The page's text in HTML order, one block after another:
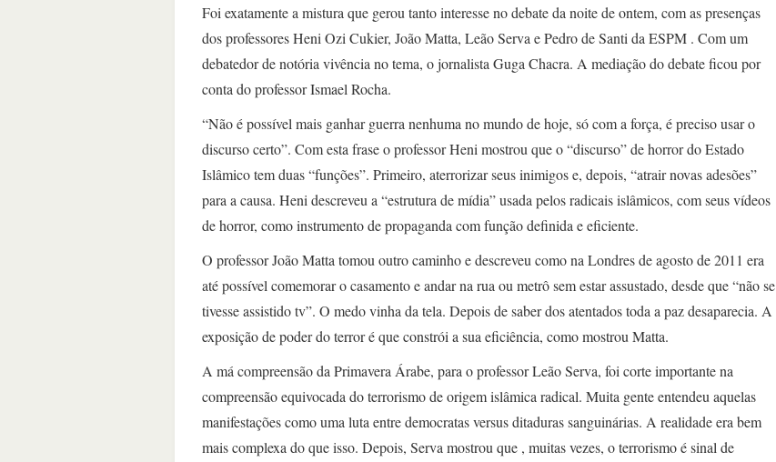
Foi exatamente a mistura que gerou tanto interesse no debate da noite de ontem, com as presenças
dos professores Heni Ozi Cukier, João Matta, Leão Serva e Pedro de Santi da ESPM . Com um
debatedor de notória vivência no tema, o jornalista Guga Chacra. A mediação do debate ficou por
conta do professor Ismael Rocha.
“Não é possível mais ganhar guerra nenhuma no mundo de hoje, só com a força, é preciso usar o
discurso certo”. Com esta frase o professor Heni mostrou que o “discurso” de horror do Estado
Islâmico tem duas “funções”. Primeiro, aterrorizar seus inimigos e, depois, “atrair novas adesões”
para a causa. Heni descreveu a “estrutura de mídia” usada pelos radicais islâmicos, com seus vídeos
de horror, como instrumento de propaganda com função definida e eficiente.
O professor João Matta tomou outro caminho e descreveu como na Londres de agosto de 2011 era
até possível comemorar o casamento e andar na rua ou metrô sem estar assustado, desde que “não se
tivesse assistido tv”. O medo vinha da tela. Depois de saber dos atentados toda a paz desaparecia. A
exposição de poder do terror é que constrói a sua eficiência, como mostrou Matta.
A má compreensão da Primavera Árabe, para o professor Leão Serva, foi corte importante na
compreensão equivocada do terrorismo de origem islâmica radical. Muita gente entendeu aquelas
manifestações como uma luta entre democratas versus ditaduras sanguinárias. A realidade era bem
mais complexa do que isso. Depois, Serva mostrou que , muitas vezes, o terrorismo é sinal de